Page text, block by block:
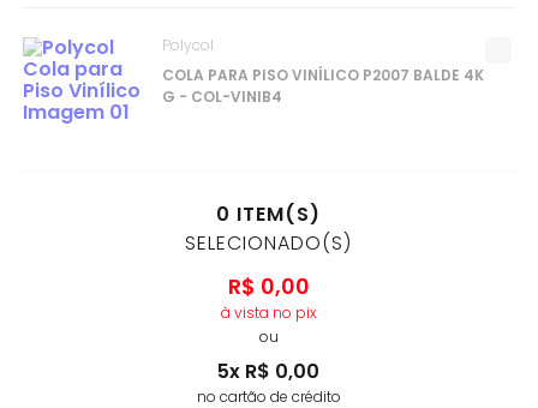
COLA PARA PISO VINÍLICO P2007 BALDE 4K
G - COL-VINIB4
Polycol
0 ITEM(S)
SELECIONADO(S)
R$ 0,00
à vista no pix
ou
5x R$ 0,00
no cartão de crédito